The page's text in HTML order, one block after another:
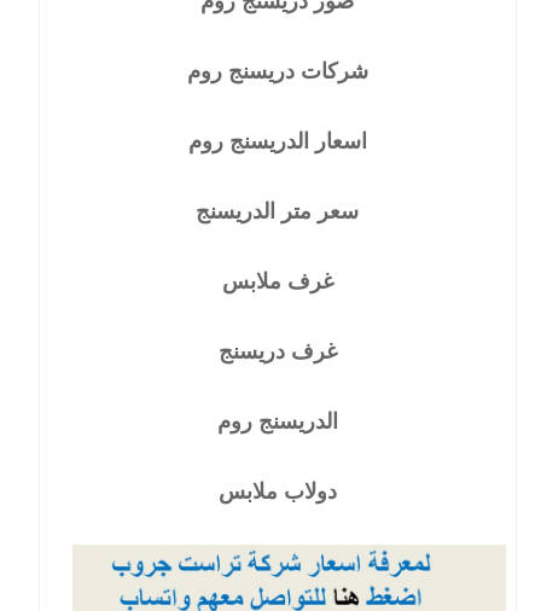
شركات دريسنج روم
اسعار الدريسنج روم
سعر متر الدريسنج
غرف ملابس
غرف دريسنج
الدريسنج روم
دولاب ملابس